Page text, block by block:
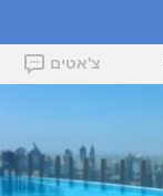
צ'אטים